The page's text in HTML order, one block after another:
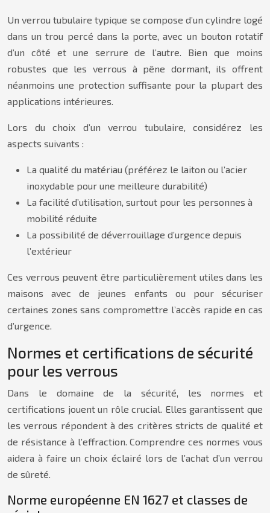
Un verrou tubulaire typique se compose d’un cylindre logé
dans un trou percé dans la porte, avec un bouton rotatif
d’un côté et une serrure de l’autre. Bien que moins
robustes que les verrous à pêne dormant, ils offrent
néanmoins une protection suffisante pour la plupart des
applications intérieures.
Lors du choix d’un verrou tubulaire, considérez les
aspects suivants :
La qualité du matériau (préférez le laiton ou l’acier
inoxydable pour une meilleure durabilité)
La facilité d’utilisation, surtout pour les personnes à
mobilité réduite
La possibilité de déverrouillage d’urgence depuis
l’extérieur
Ces verrous peuvent être particulièrement utiles dans les
maisons avec de jeunes enfants ou pour sécuriser
certaines zones sans compromettre l’accès rapide en cas
d’urgence.
Normes et certifications de sécurité
pour les verrous
Dans le domaine de la sécurité, les normes et
certifications jouent un rôle crucial. Elles garantissent que
les verrous répondent à des critères stricts de qualité et
de résistance à l’effraction. Comprendre ces normes vous
aidera à faire un choix éclairé lors de l’achat d’un verrou
de sûreté.
Norme européenne EN 1627 et classes de